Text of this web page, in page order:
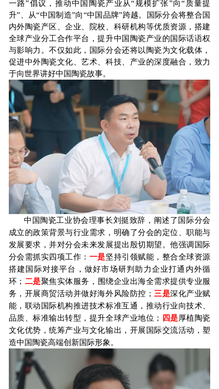
一路”倡议，推动中国陶瓷产业从“规模扩张”向“质量提
升”、从“中国制造”向“中国品牌”跨越。国际分会将整合国
内外陶瓷产区、企业、院校、科研机构等优质资源，搭建
全球产业分工合作平台，提升中国陶瓷产业的国际话语权
与影响力。不仅如此，国际分会还将以陶瓷为文化载体，
促进中外陶瓷文化、艺术、科技、产业的深度融合，致力
于向世界讲好中国陶瓷故事。
中国陶瓷工业协会理事长刘挺致辞， 阐述了国际分会
成立的政策背景与行业需求，明确了分会的定位、职能与
发展要求，并对分会未来发展提出 殷切期望 。他强调国际
分会需抓实四项工作： 一是坚持引领赋能，整合全球资源
搭建国际对接平台，做好市场研判助力企业打通内外循
环； 二是聚焦实体服务，围绕企业出海全需求提供专业服
务，开展商贸活动并做好海外风险防控； 三是深化产业赋
能，联动国际机构推进技术标准互通，推动行业向技术、
品质、标准输出转型，提升全球产业地位；
四是厚植陶瓷
文化优势，统筹产业与文化输出，开展国际交流活动，塑
造中国陶瓷高端创新国际形象。